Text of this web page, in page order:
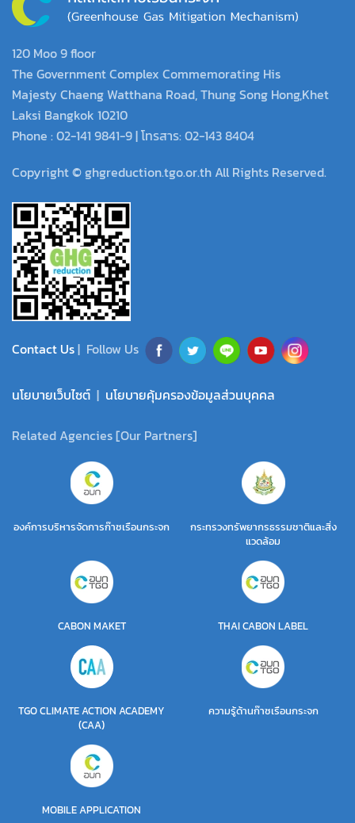
120 Moo 9 floor
The Government Complex Commemorating His
Majesty Chaeng Watthana Road, Thung Song Hong,Khet
Laksi Bangkok 10210
Phone : 02-141 9841-9 | โทรสาร: 02-143 8404
Copyright © ghgreduction.tgo.or.th All Rights Reserved.
Contact Us| Follow Us
นโยบายเว็บไซต์ | นโยบายคุ้มครองข้อมูลส่วนบุคคล
Related Agencies [Our Partners]
องค์การบริหารจัดการก๊าซเรือนกระจก
กระทรวงทรัพยากรธรรมชาติและสิ่ง
แวดล้อม
CABON MAKET THAI CABON LABEL
TGO CLIMATE ACTION ACADEMY
(CAA)
ความรู้ด้านก๊าซเรือนกระจก
MOBILE APPLICATION